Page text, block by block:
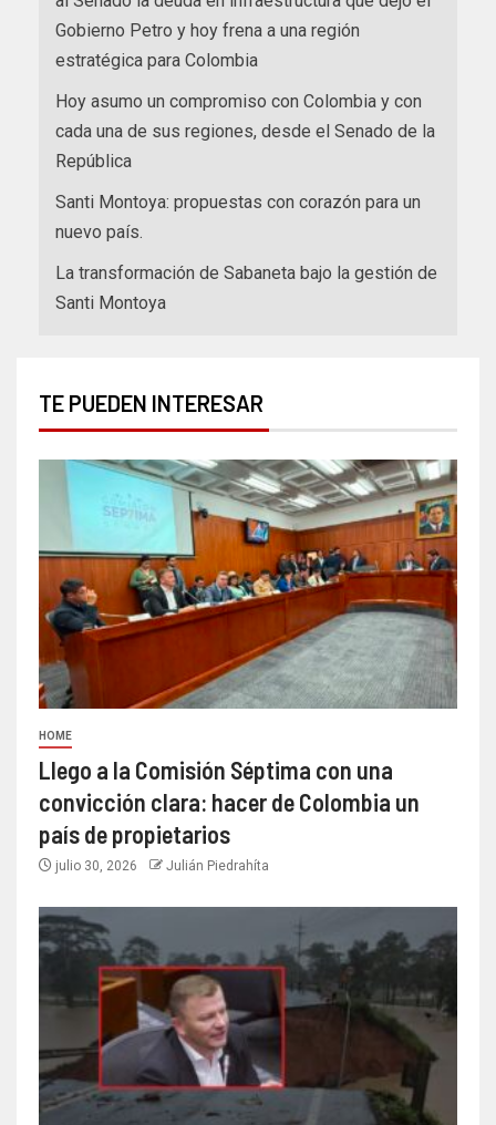
Gobierno Petro y hoy frena a una región
estratégica para Colombia
Hoy asumo un compromiso con Colombia y con
cada una de sus regiones, desde el Senado de la
República
Santi Montoya: propuestas con corazón para un
nuevo país.
La transformación de Sabaneta bajo la gestión de
Santi Montoya
TE PUEDEN INTERESAR
HOME
Llego a la Comisión Séptima con una
convicción clara: hacer de Colombia un
país de propietarios
julio 30, 2026 Julián Piedrahíta